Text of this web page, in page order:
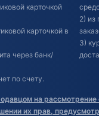
карточкой
карточкой в
через банк/
по счету.
2) из
3)
на
их прав,